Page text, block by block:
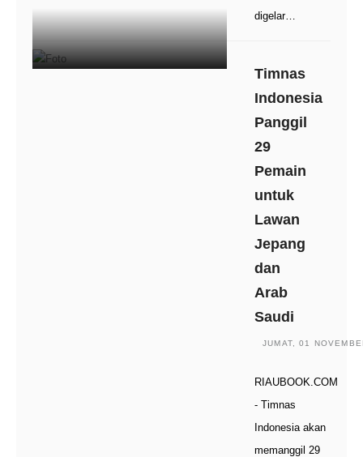
digelar…
Timnas
Indonesia
Panggil
29
Pemain
untuk
Lawan
Jepang
dan
Arab
Saudi
JUMAT, 01
RIAUBOOK.COM
- Timnas
Indonesia akan
memanggil 29